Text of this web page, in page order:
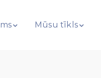
Mūsu tīkls